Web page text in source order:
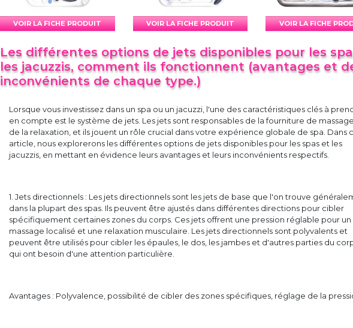
VOIR LA FICHE PRODUIT VOIR LA FICHE PRODUIT VOIR LA FICHE
Les différentes options de jets disponibles pour les
les jacuzzis, comment ils fonctionnent (avantages et
inconvénients de chaque type.)
Lorsque vous investissez dans un spa ou un jacuzzi, l'une des caractéristiques clés à
en compte est le système de jets. Les jets sont responsables de la fourniture de
de la relaxation, et ils jouent un rôle crucial dans votre expérience globale de spa. Dans
article, nous explorerons les différentes options de jets disponibles pour les spas et les
jacuzzis, en mettant en évidence leurs avantages et leurs inconvénients respectifs.
1. Jets directionnels : Les jets directionnels sont les jets de base que l'on trouve
dans la plupart des spas. Ils peuvent être ajustés dans différentes directions pour cibler
spécifiquement certaines zones du corps. Ces jets offrent une pression réglable pour un
massage localisé et une relaxation musculaire. Les jets directionnels sont polyvalents et
peuvent être utilisés pour cibler les épaules, le dos, les jambes et d'autres parties du
qui ont besoin d'une attention particulière.
Avantages : Polyvalence, possibilité de cibler des zones spécifiques, réglage de la